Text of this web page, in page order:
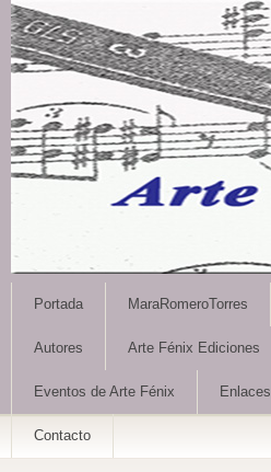
Portada MaraRomeroTorres
Autores Arte Fénix Ediciones
Eventos de Arte Fénix Enlaces
Contacto